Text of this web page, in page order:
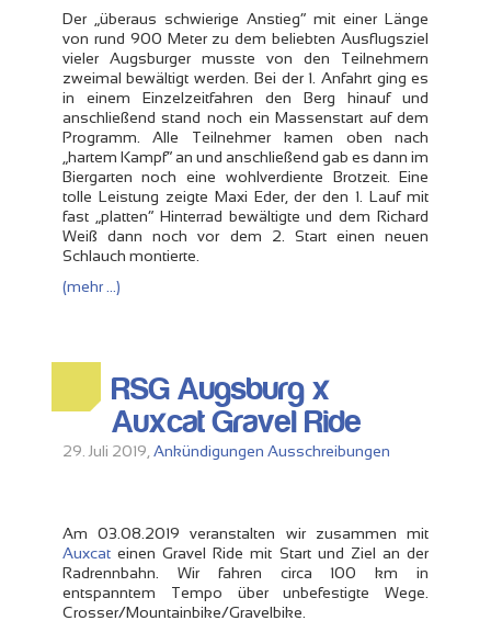
Der „überaus schwierige Anstieg“ mit einer Länge
von rund 900 Meter zu dem beliebten Ausflugsziel
vieler Augsburger musste von den Teilnehmern
zweimal bewältigt werden. Bei der 1. Anfahrt ging es
in einem Einzelzeitfahren den Berg hinauf und
anschließend stand noch ein Massenstart auf dem
Programm. Alle Teilnehmer kamen oben nach
„hartem Kampf“ an und anschließend gab es dann im
Biergarten noch eine wohlverdiente Brotzeit. Eine
tolle Leistung zeigte Maxi Eder, der den 1. Lauf mit
fast „platten“ Hinterrad bewältigte und dem Richard
Weiß dann noch vor dem 2. Start einen neuen
Schlauch montierte.
(mehr …)
RSG Augsburg x
Auxcat Gravel Ride
29. Juli 2019, Ankündigungen Ausschreibungen
Am 03.08.2019 veranstalten wir zusammen mit
Auxcateinen Gravel Ride mit Start und Ziel an der
Radrennbahn. Wir fahren circa 100 km in
entspanntem Tempo über unbefestigte Wege.
Crosser/Mountainbike/Gravelbike.